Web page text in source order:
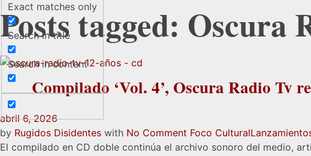
Exact matches only
Search in title
Search in content
Posts tagged: Oscura
Compilado ‘Vol. 4’, Oscura Radio Tv
abril 6, 2026
by Rugidos Disidentes with No Comment Foco Cultural
El compilado en CD doble continúa el archivo sonoro del medio,